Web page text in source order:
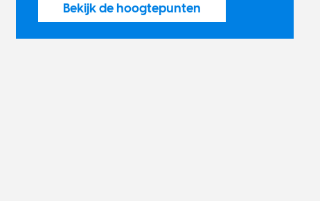
Bekijk de hoogtepunten